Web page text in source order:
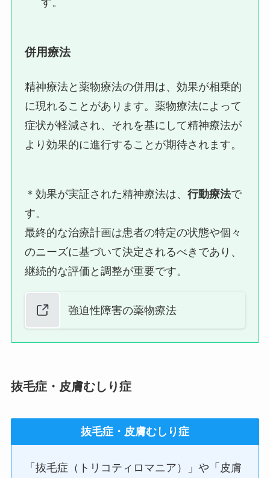
す。
併用療法
精神療法と薬物療法の併用は、効果が相乗的
に現れることがあります。薬物療法によって
症状が軽減され、それを基にして精神療法が
より効果的に進行することが期待されます。
＊効果が実証された精神療法は、行動療法で
す。
最終的な治療計画は患者の特定の状態や個々
のニーズに基づいて決定されるべきであり、
継続的な評価と調整が重要です。
強迫性障害の薬物療法
抜毛症・皮膚むしり症
抜毛症・皮膚むしり症
「抜毛症（トリコティロマニア）」や「皮膚